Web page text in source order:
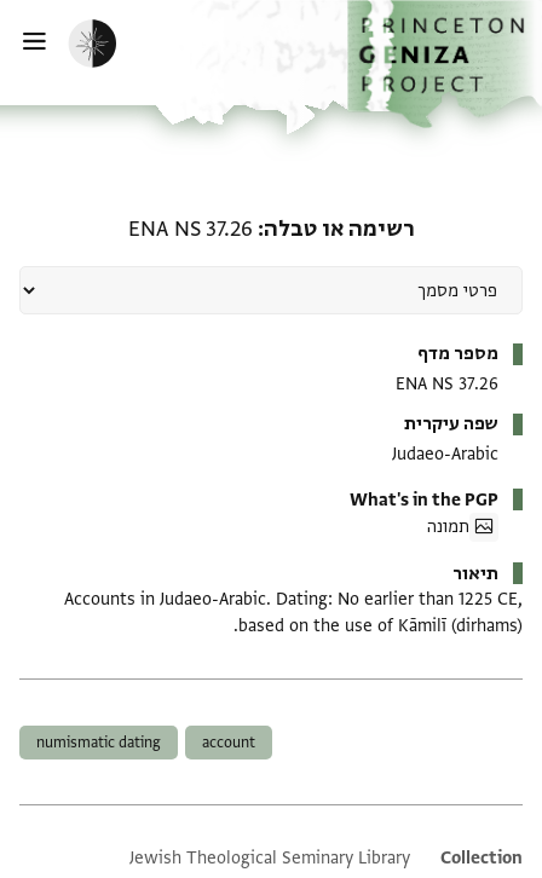
לתוכןהבית
הפעלת מצב כהה
רשימה או טבלה ENA NS 37.26
מספר מדף
ENA NS 37.26
שפה עיקרית
Judaeo-Arabic
What's in the PGP
תמונה
תיאור
Accounts in Judaeo-Arabic. Dating: No earlier than 1225 CE,
based on the use of Kāmilī (dirhams).
account
numismatic dating
Additional metadata
Collection
Jewish Theological Seminary Library